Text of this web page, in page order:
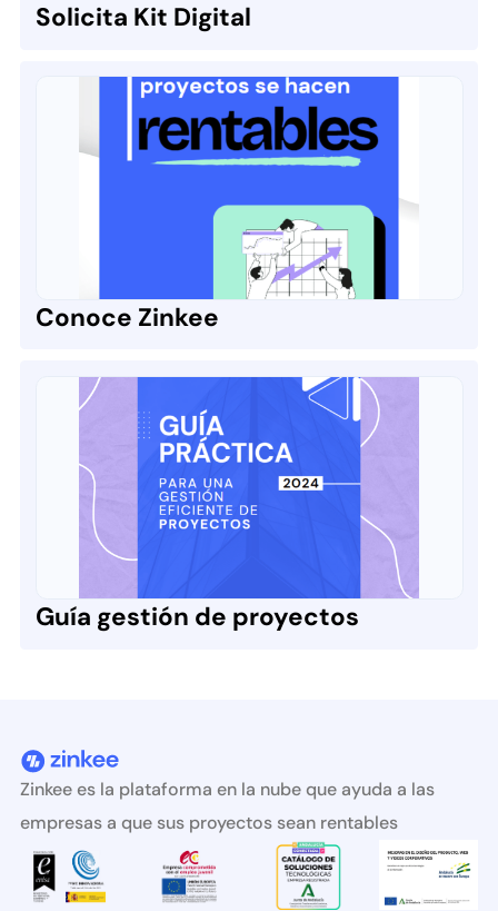
Solicita Kit Digital
Conoce Zinkee
Guía gestión de proyectos
Zinkee es la plataforma en la nube que ayuda a las
empresas a que sus proyectos sean rentables